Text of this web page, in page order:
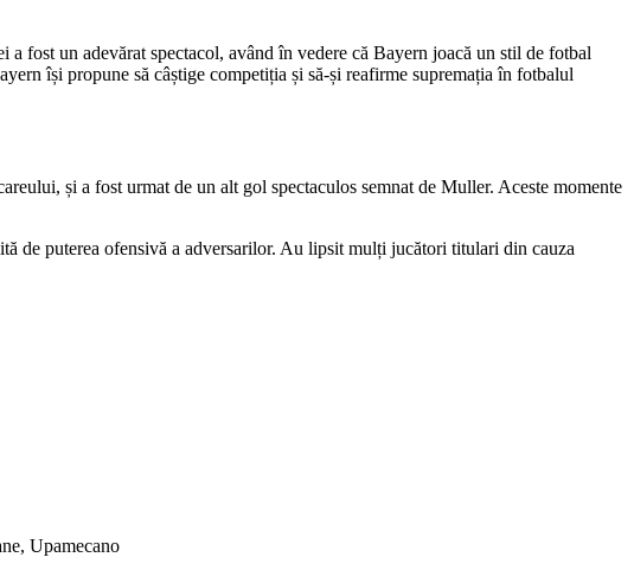
fost un adevărat spectacol, având în vedere că Bayern joacă un stil de fotbal
își propune să câștige competiția și să-și reafirme supremația în fotbalul
și a fost urmat de un alt gol spectaculos semnat de Muller. Aceste momente
de puterea ofensivă a adversarilor. Au lipsit mulți jucători titulari din cauza
Upamecano